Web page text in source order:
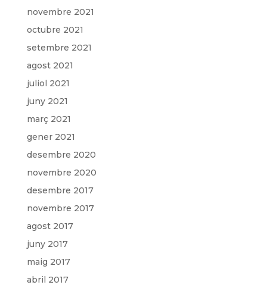
novembre 2021
octubre 2021
setembre 2021
agost 2021
juliol 2021
juny 2021
març 2021
gener 2021
desembre 2020
novembre 2020
desembre 2017
novembre 2017
agost 2017
juny 2017
maig 2017
abril 2017